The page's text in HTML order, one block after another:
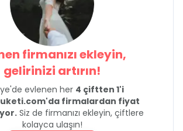
firmanızı ekleyin,
gelirinizi artırın!
evlenen her 4 çiftten 1'i
firmalardan fiyat
Siz de firmanızı ekleyin, çiftlere
kolayca ulaşın!